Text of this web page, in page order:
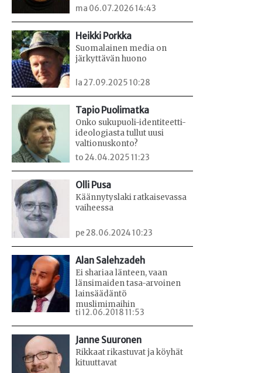
ma 06.07.2026 14:43
Heikki Porkka
Suomalainen media on
järkyttävän huono
la 27.09.2025 10:28
Tapio Puolimatka
Onko sukupuoli-identiteetti-
ideologiasta tullut uusi
valtionuskonto?
to 24.04.2025 11:23
Olli Pusa
Käännytyslaki ratkaisevassa
vaiheessa
pe 28.06.2024 10:23
Alan Salehzadeh
Ei shariaa länteen, vaan
länsimaiden tasa-arvoinen
lainsäädäntö
muslimimaihin
ti 12.06.2018 11:53
Janne Suuronen
Rikkaat rikastuvat ja köyhät
kituuttavat